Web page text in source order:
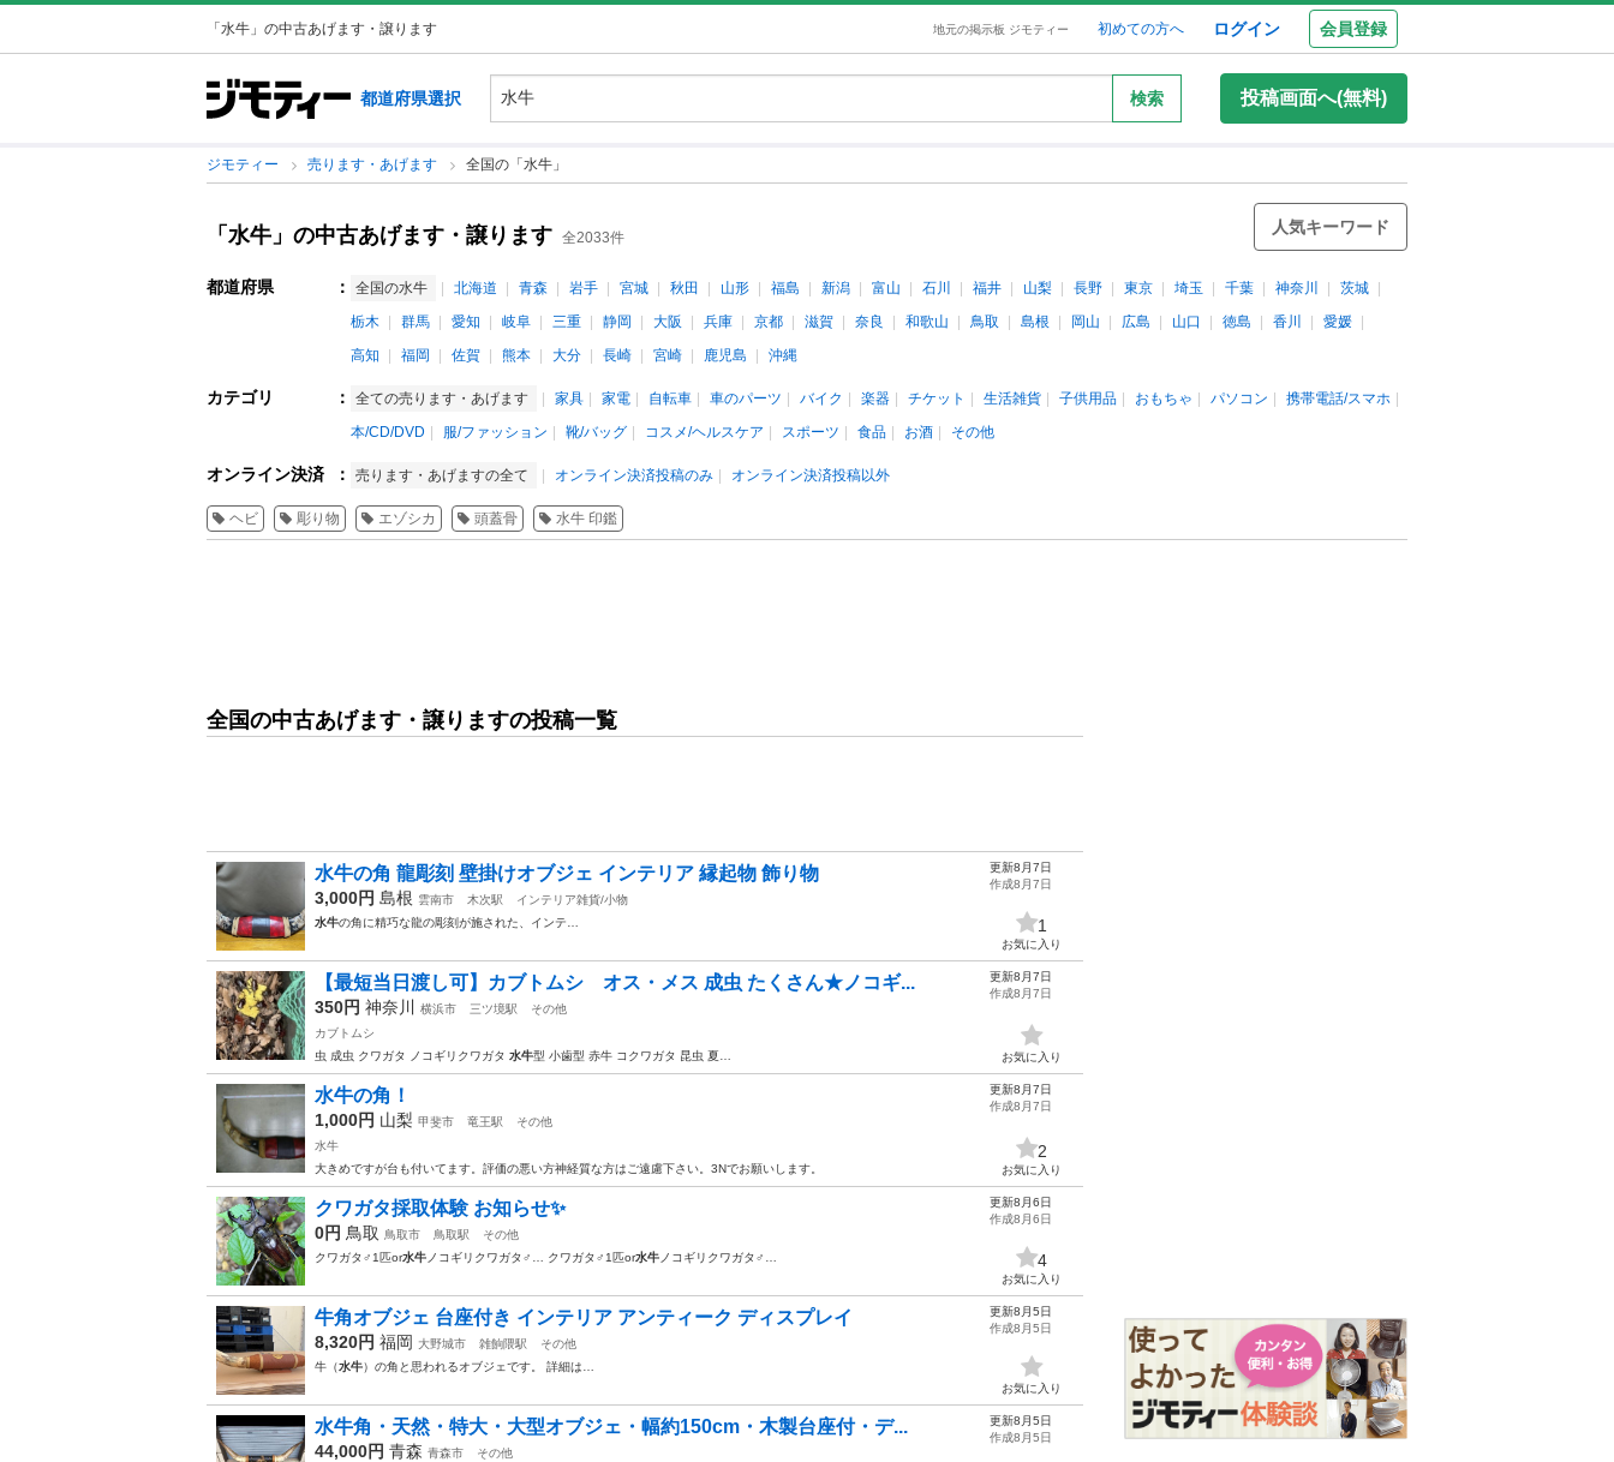
「水牛」の中古あげます・譲ります 地元の掲示板 ジモティー 初めての方へ ログイン 会員登録
都道府県選択 検索 投稿画面へ(無料)
ジモティー 売ります・あげます 全国の「水牛」
「水牛」の中古あげます・譲ります 全2033件
人気キーワード
都道府県 ： 全国の水牛 北海道 青森 岩手 宮城 秋田 山形 福島 新潟 富山 石川 福井 山梨 長野 東京 埼玉 千葉 神奈川
茨城
栃木
群馬 愛知 岐阜 三重 静岡 大阪 兵庫 京都 滋賀 奈良 和歌山 鳥取 島根 岡山 広島 山口 徳島 香川
愛媛
高知
福岡 佐賀 熊本 大分 長崎 宮崎 鹿児島 沖縄
カテゴリ ： 全ての売ります・あげます 家具 家電 自転車 車のパーツ バイク 楽器 チケット 生活雑貨 子供用品 おもちゃ パソコン
携帯電話/スマホ
本/CD/DVD
服/ファッション 靴/バッグ コスメ/ヘルスケア スポーツ 食品 お酒 その他
オンライン決済 ： 売ります・あげますの全て オンライン決済投稿のみ オンライン決済投稿以外
ヘビ 彫り物 エゾシカ 頭蓋骨 水牛 印鑑
全国の中古あげます・譲りますの投稿一覧
水牛の角 龍彫刻 壁掛けオブジェ インテリア 縁起物 飾り物
3,000円 島根 雲南市 木次駅
インテリア雑貨/小物
水牛の角に精巧な龍の彫刻が施された、インテ…
更新8月7日
作成8月7日
1
お気に入り
【最短当日渡し可】カブトムシ オス・メス 成虫 たくさん★ノコギ...
350円 神奈川 横浜市 三ツ境駅
その他
カブトムシ
虫 成虫 クワガタ ノコギリクワガタ 水牛型 小歯型 赤牛 コクワガタ 昆虫 夏…
更新8月7日
作成8月7日
お気に入り
水牛の角！
1,000円 山梨 甲斐市 竜王駅
その他
水牛
大きめですが台も付いてます。評価の悪い方神経質な方はご遠慮下さい。3Nでお願いします。
更新8月7日
作成8月7日
2
お気に入り
クワガタ採取体験 お知らせ✨️
0円 鳥取 鳥取市 鳥取駅
その他
クワガタ♂1匹or水牛 ノコギリクワガタ♂… クワガタ♂1匹or水牛 ノコギリクワガタ♂…
更新8月6日
作成8月6日
4
お気に入り
牛角オブジェ 台座付き インテリア アンティーク ディスプレイ
8,320円 福岡 大野城市 雑餉隈駅
その他
牛（水牛）の角と思われるオブジェです。 詳細は…
更新8月5日
作成8月5日
お気に入り
水牛角・天然・特大・大型オブジェ・幅約150cm・木製台座付・デ...
44,000円 青森 青森市
その他
更新8月5日
作成8月5日